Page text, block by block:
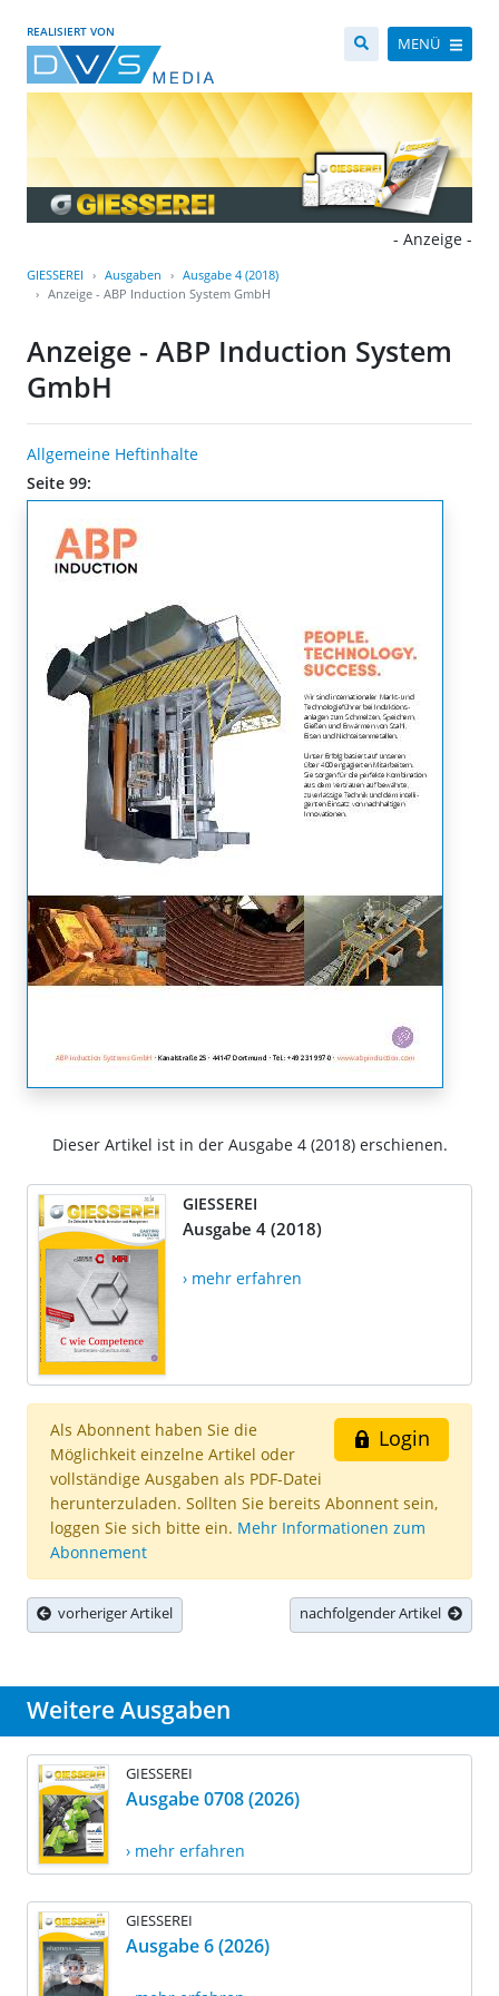
REALISIERT VON
MENÜ
- Anzeige -
GIESSEREI Ausgaben
Ausgabe 4 (2018)
Anzeige - ABP Induction System GmbH
Anzeige - ABP Induction System
GmbH
Allgemeine Heftinhalte
Seite 99:
Dieser Artikel ist in der Ausgabe 4 (2018) erschienen.
GIESSEREI
Ausgabe 4 (2018)
› mehr erfahren
Login
Als Abonnent haben Sie die
Möglichkeit einzelne Artikel oder
vollständige Ausgaben als PDF-Datei
herunterzuladen. Sollten Sie bereits Abonnent sein,
loggen Sie sich bitte ein. Mehr Informationen zum
Abonnement
vorheriger Artikel nachfolgender Artikel
Weitere Ausgaben
GIESSEREI
Ausgabe 0708 (2026)
› mehr erfahren
GIESSEREI
Ausgabe 6 (2026)